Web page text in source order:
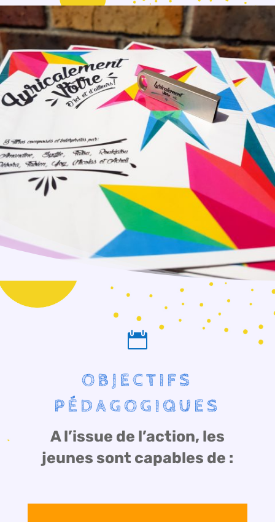

OBJECTIFS
PÉDAGOGIQUES
A l’issue de l’action, les
jeunes sont capables de :